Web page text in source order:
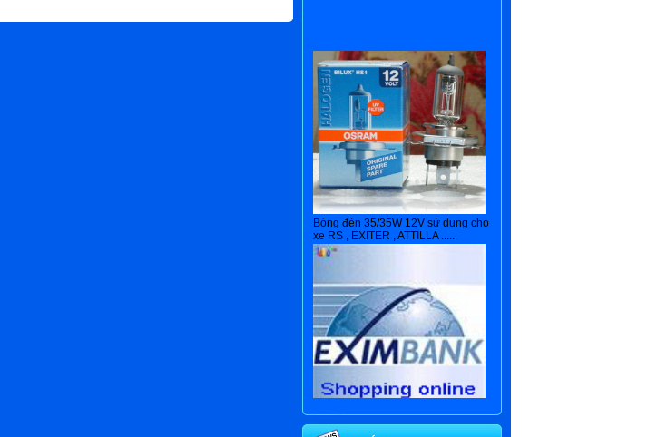
Bóng đèn 35/35W 12V sử dụng cho
xe RS , EXITER , ATTILLA ......
Bạn muốn mua hàng qua mạng ?
thêm , cám ơn !